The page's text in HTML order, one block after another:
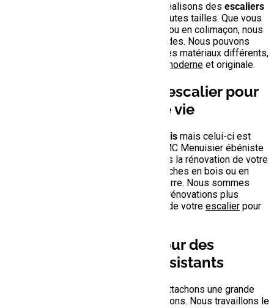
Chez AMC Menuisier ébéniste, nous réalisons des escaliers
, de toutes formes et de toutes tailles. Que vous
tournant ou en colimaçon, nous
saurons répondre à toutes vos demandes. Nous pouvons
avec des matériaux différents,
esthétique moderne et originale.
La rénovation de votre escalier pour
lui donner une seconde vie
escalier en bois mais celui-ci est
abîmé ou fatigué ? Pas de panique, AMC Menuisier ébéniste
est là pour vous aider. Nous effectuons la rénovation de votre
en remplaçant les marches en bois ou en
recouvrant d’anciennes marches en pierre. Nous sommes
également en mesure de réaliser des rénovations plus
complexes en remplaçant la structure de votre escalier pour
La qualité artisanale pour des
escaliers durables et résistants
Chez AMC Menuisier ébéniste, nous attachons une grande
importance à la qualité de nos réalisations. Nous travaillons le